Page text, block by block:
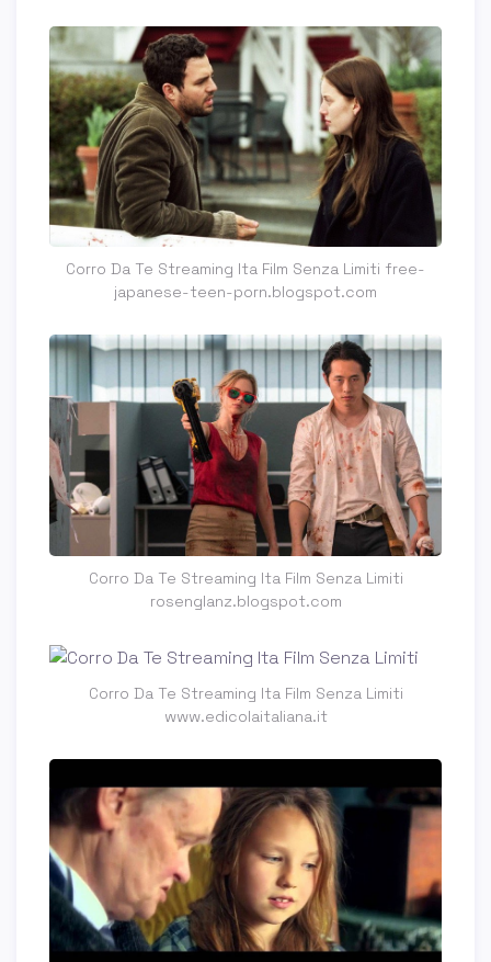
Corro Da Te Streaming Ita Film Senza Limiti free-
japanese-teen-porn.blogspot.com
Corro Da Te Streaming Ita Film Senza Limiti
rosenglanz.blogspot.com
Corro Da Te Streaming Ita Film Senza Limiti
www.edicolaitaliana.it